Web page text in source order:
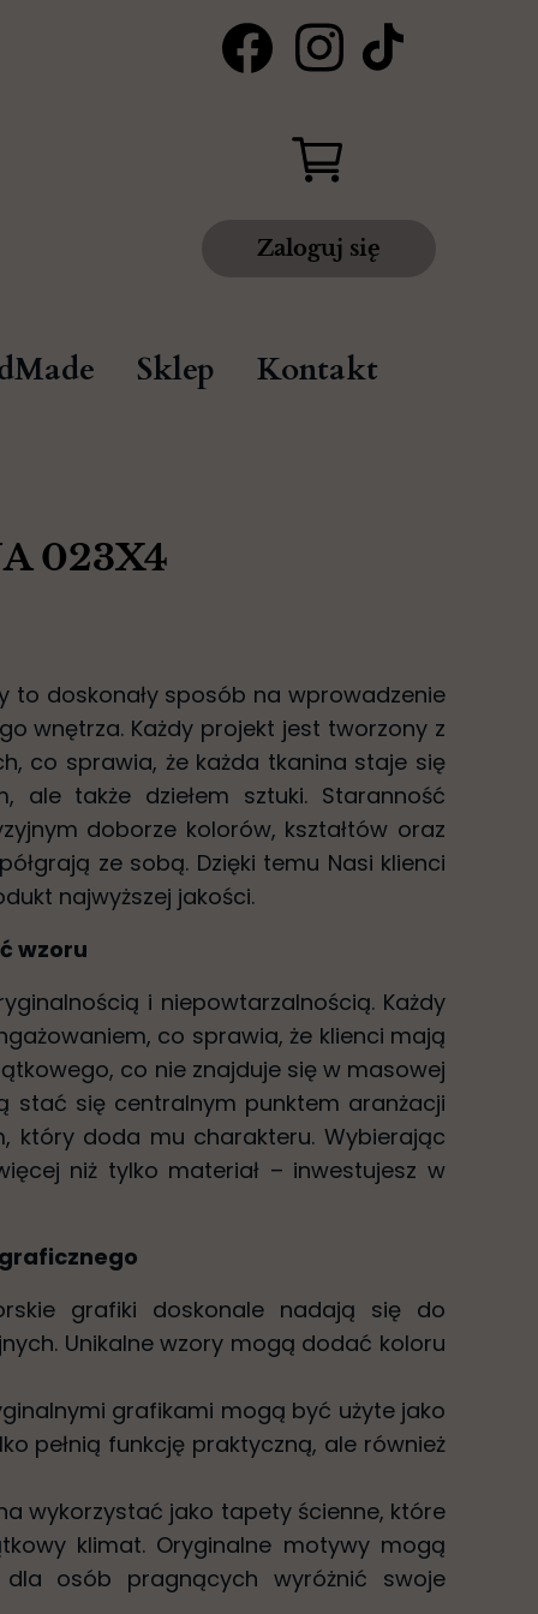
Zaloguj się
Sklep Kontakt
to doskonały sposób na wprowadzenie
wnętrza. Każdy projekt jest tworzony z
co sprawia, że każda tkanina staje się
ale także dziełem sztuki. Staranność
doborze kolorów, kształtów oraz
ze sobą. Dzięki temu Nasi klienci
najwyższej jakości.
wzoru
i niepowtarzalnością. Każdy
co sprawia, że klienci mają
co nie znajduje się w masowej
stać się centralnym punktem aranżacji
który doda mu charakteru. Wybierając
niż tylko materiał – inwestujesz w
grafiki doskonale nadają się do
Unikalne wzory mogą dodać koloru
grafikami mogą być użyte jako
pełnią funkcję praktyczną, ale również
wykorzystać jako tapety ścienne, które
klimat. Oryginalne motywy mogą
osób pragnących wyróżnić swoje
023X4